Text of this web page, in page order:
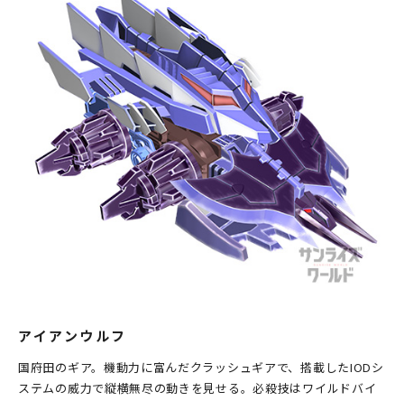
アイアンウルフ
国府田のギア。機動力に富んだクラッシュギアで、搭載したIODシ
ステムの威力で縦横無尽の動きを見せる。必殺技はワイルドバイ